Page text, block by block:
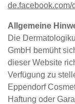
de.facebook.com/
Allgemeine
Die
GmbH bemüht
dieser Website
Verfügung zu
Eppendorf
Haftung oder